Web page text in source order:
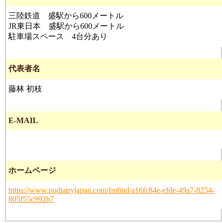
三陸鉄道 盛駅から600メートル
JR東日本 盛駅から600メートル
駐車場スペース 4台分あり
代表者名
藤林 初枝
E-MAIL
ホームページ
https://www.podiatryjapan.com/fmfind/a16fc84e-efde-49a7-8254-
805f55c992b7